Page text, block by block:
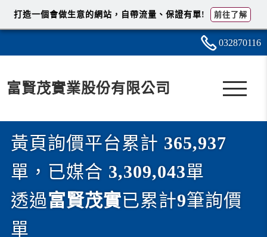
032870116
富賢茂實業股份有限公司
黃頁詢價平台累計 365,937
單，已媒合 3,309,043單
透過富賢茂實已累計9筆詢價
單
打造一個會做生意的網站，自帶流量、保證有單! 前往了解